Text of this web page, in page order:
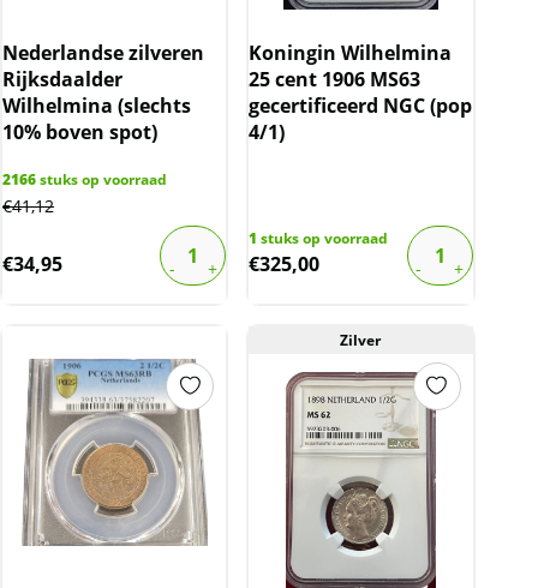
Nederlandse zilveren
Rijksdaalder
Wilhelmina (slechts
10% boven spot)
2166stuks op voorraad
€41,12
€34,95
Koningin Wilhelmina
25 cent 1906 MS63
gecertificeerd NGC (pop
4/1)
1 stuks op voorraad
€325,00
Zilver